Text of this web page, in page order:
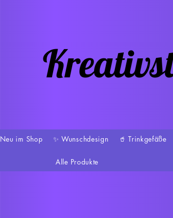
Neu im Shop ✨ Wunschdesign 🥤 Trinkgefäße
Alle Produkte